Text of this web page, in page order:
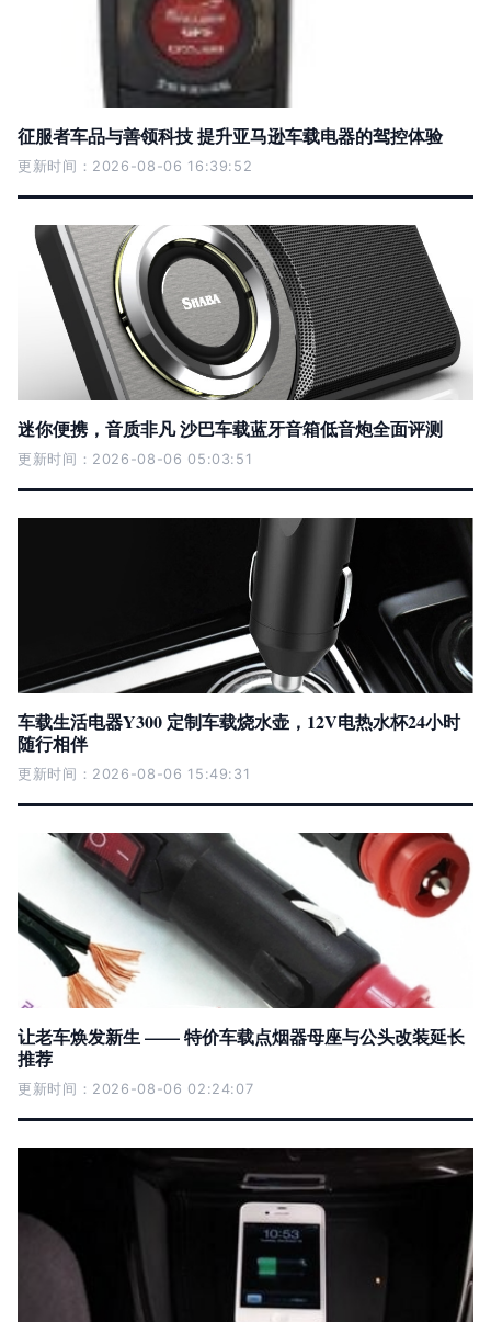
征服者车品与善领科技 提升亚马逊车载电器的驾控体验
更新时间：2026-08-06 16:39:52
迷你便携，音质非凡 沙巴车载蓝牙音箱低音炮全面评测
更新时间：2026-08-06 05:03:51
车载生活电器Y300 定制车载烧水壶，12V电热水杯24小时
随行相伴
更新时间：2026-08-06 15:49:31
让老车焕发新生 —— 特价车载点烟器母座与公头改装延长
推荐
更新时间：2026-08-06 02:24:07